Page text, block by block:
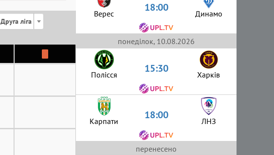
Друга ліга
Верес 18:00 Динамо
понеділок, 10.08.2026
Полісся 15:30 Харків
Карпати 18:00 ЛНЗ
перенесено